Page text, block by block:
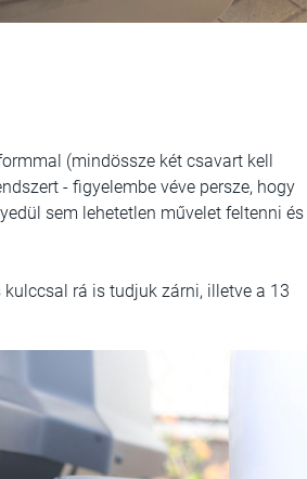
(mindössze két csavart kell
- figyelembe véve persze, hogy
sem lehetetlen művelet feltenni és
rá is tudjuk zárni, illetve a 13